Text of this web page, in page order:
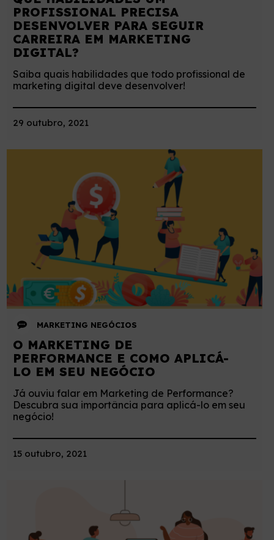
PROFISSIONAL PRECISA
DESENVOLVER PARA SEGUIR
CARREIRA EM MARKETING
DIGITAL?
Saiba quais habilidades que todo profissional de
marketing digital deve desenvolver!
29 outubro, 2021
MARKETING NEGÓCIOS
O MARKETING DE
PERFORMANCE E COMO APLICÁ-
LO EM SEU NEGÓCIO
Já ouviu falar em Marketing de Performance?
Descubra sua importância para aplicá-lo em seu
negócio!
15 outubro, 2021